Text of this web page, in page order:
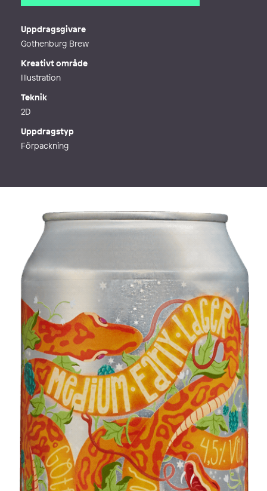
Webb http://www.linaschnaufer.com
Uppdragsgivare
Gothenburg Brew
Kreativt område
Illustration
Teknik
2D
Uppdragstyp
Förpackning